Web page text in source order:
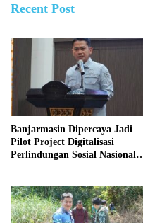
Recent Post
Banjarmasin Dipercaya Jadi
Pilot Project Digitalisasi
Perlindungan Sosial Nasional